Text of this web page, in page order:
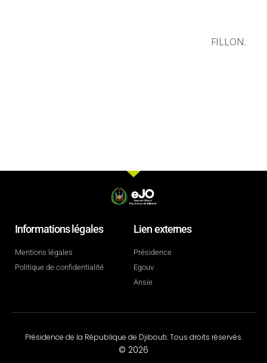
FILLON.
Informations légales
Mentions légales
Politique de confidentialité
Lien externes
Présidence
Egouv
Ansie
Présidence de la République de Djibouti. Tous droits réservés.
© 2026